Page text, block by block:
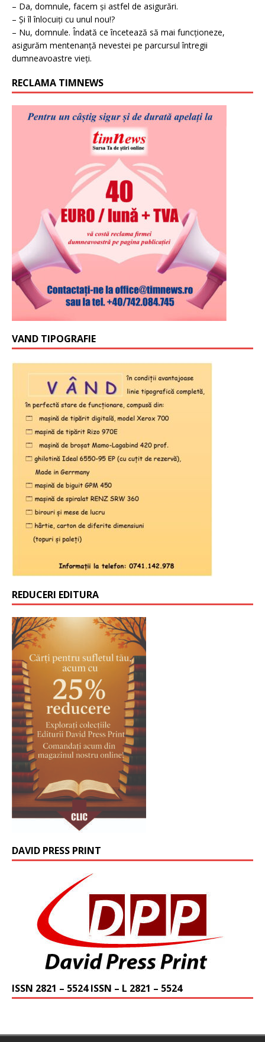
– Da, domnule, facem și astfel de asigurări.
– Și îl înlocuiți cu unul nou!?
– Nu, domnule. Îndată ce încetează să mai funcționeze,
asigurăm mentenanță nevestei pe parcursul întregii
dumneavoastre vieți.
RECLAMA TIMNEWS
VAND TIPOGRAFIE
REDUCERI EDITURA
DAVID PRESS PRINT
ISSN 2821 – 5524 ISSN – L 2821 – 5524